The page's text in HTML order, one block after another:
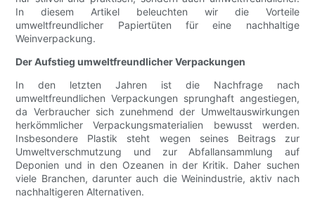
In diesem Artikel beleuchten wir die Vorteile
umweltfreundlicher Papiertüten für eine nachhaltige
Weinverpackung.
Der Aufstieg umweltfreundlicher Verpackungen
In den letzten Jahren ist die Nachfrage nach
umweltfreundlichen Verpackungen sprunghaft angestiegen,
da Verbraucher sich zunehmend der Umweltauswirkungen
herkömmlicher Verpackungsmaterialien bewusst werden.
Insbesondere Plastik steht wegen seines Beitrags zur
Umweltverschmutzung und zur Abfallansammlung auf
Deponien und in den Ozeanen in der Kritik. Daher suchen
viele Branchen, darunter auch die Weinindustrie, aktiv nach
nachhaltigeren Alternativen.